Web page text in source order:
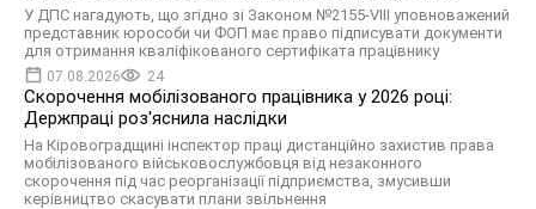
У ДПС нагадують, що згідно зі Законом №2155-VIII уповноважений
представник юрособи чи ФОП має право підписувати документи
для отримання кваліфікованого сертифіката працівнику
07.08.2026 24
Скорочення мобілізованого працівника у 2026 році:
Держпраці роз'яснила наслідки
На Кіровоградщині інспектор праці дистанційно захистив права
мобілізованого військовослужбовця від незаконного
скорочення під час реорганізації підприємства, змусивши
керівництво скасувати плани звільнення